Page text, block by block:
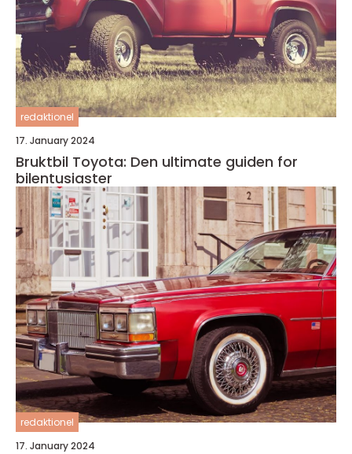
redaktionel
17. January 2024
Bruktbil Toyota: Den ultimate guiden for
bilentusiaster
redaktionel
17. January 2024